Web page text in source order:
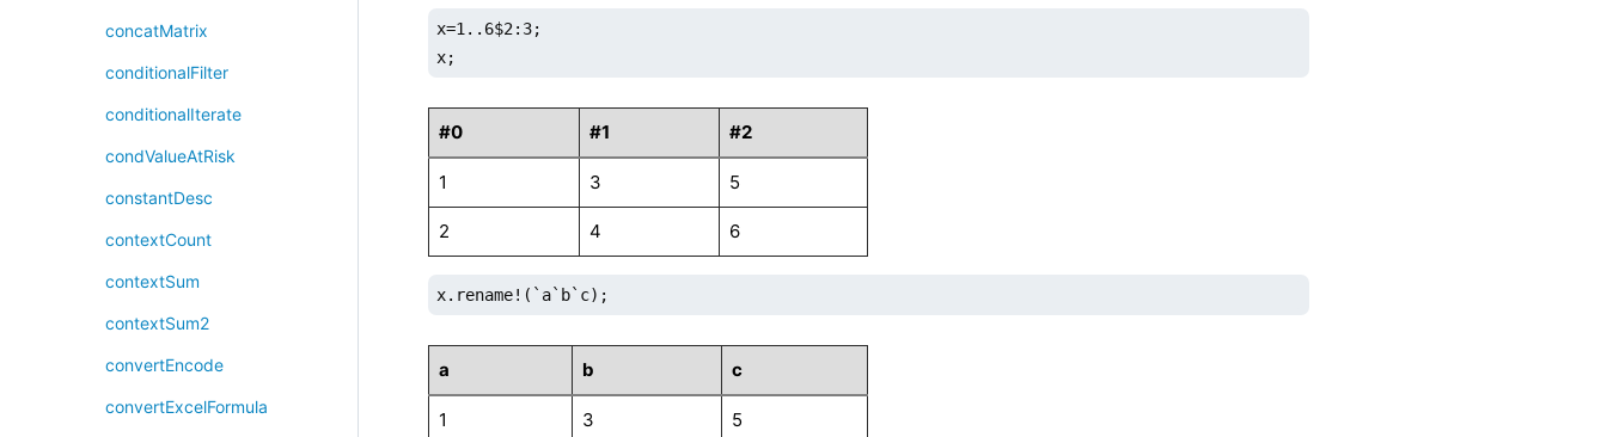
concatMatrix
conditionalFilter
conditionalIterate
condValueAtRisk
constantDesc
contextCount
contextSum
contextSum2
convertEncode
convertExcelFormula
x=1..6$2:3;
x;
#0 #1 #2
1 3 5
2 4 6
x.rename!(`a`b`c);
a b c
1 3 5